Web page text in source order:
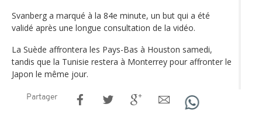
Svanberg a marqué à la 84e minute, un but qui a été
validé après une longue consultation de la vidéo.
La Suède affrontera les Pays-Bas à Houston samedi,
tandis que la Tunisie restera à Monterrey pour affronter le
Japon le même jour.
Partager